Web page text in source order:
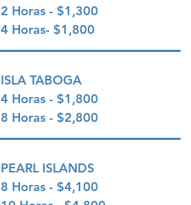
2 Horas - $1,300
4 Horas- $1,800
ISLA TABOGA
4 Horas - $1,800
8 Horas - $2,800
PEARL ISLANDS
8 Horas - $4,100